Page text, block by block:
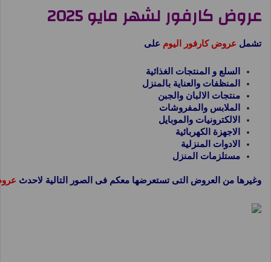
عروض كارفور لشهر مايو 2025
تشمل عروض كارفور اليوم على
السلع و المنتجات الغذائية
المنظفات والعناية بالمنزل
منتجات الالبان والجبن
الملابس والمفروشات
الالكترونيات والموبايل
الاجهزة الكهربائية
الادوات المنزلية
مستلزمات المنزل
وغيرها من العروض التى تستعرضها معكم فى الصور التالية لاحدث عروض